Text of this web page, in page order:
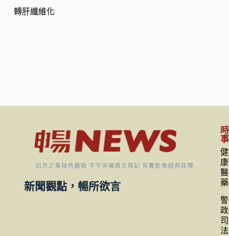
轉肝纖維化
新聞觀點，暢所欲言
時
事
健
康
醫
藥
警
政
司
法